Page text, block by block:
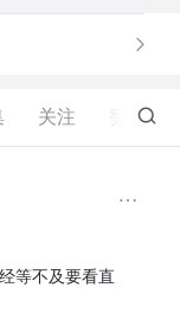
关注 0
等不及要看直